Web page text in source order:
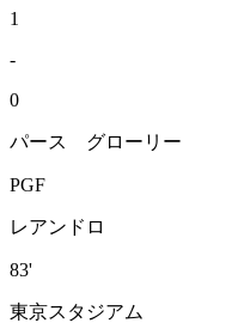
1
-
0
パース グローリー
PGF
レアンドロ
83'
東京スタジアム